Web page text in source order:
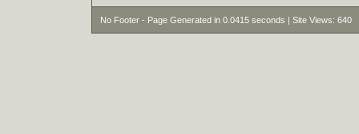
No Footer - Page Generated in 0.0415 seconds | Site Views: 640